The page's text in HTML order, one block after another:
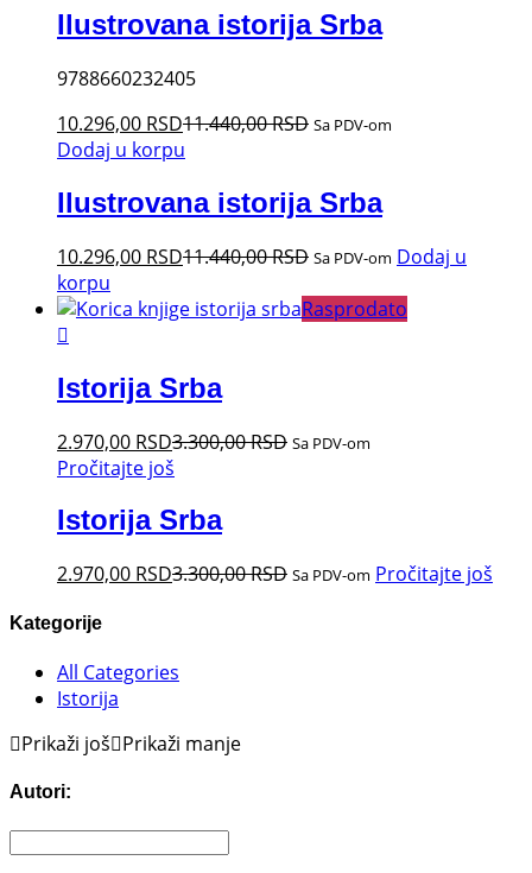
Ilustrovana istorija Srba
9788660232405
10.296,00 RSD11.440,00RSD Sa PDV-om
Dodaj u korpu
Ilustrovana istorija Srba
10.296,00 RSD11.440,00RSD Sa PDV-om Dodaj u
korpu
Rasprodato
Istorija Srba
2.970,00 RSD3.300,00RSD Sa PDV-om
Pročitajte još
Istorija Srba
2.970,00 RSD3.300,00RSD Sa PDV-om Pročitajte još
Kategorije
All Categories
Istorija
Prikaži još Prikaži manje
Autori: